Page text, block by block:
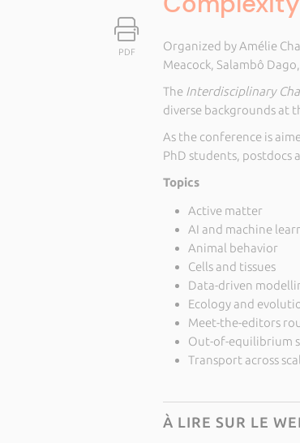
PDF
Organized by Amélie
Meacock, Salambô
The Interdisciplinary
diverse backgrounds at
As the conference is
PhD students, postdocs
Topics
Active matter
AI and machine
Animal behavior
Cells and tissues
Data-driven
Ecology and
Meet-the-editors
Out-of-equilibrium
Transport across
À LIRE SUR LE